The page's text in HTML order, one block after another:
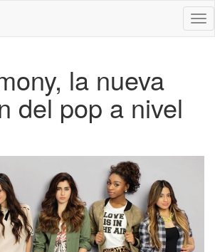
la nueva
del pop a nivel